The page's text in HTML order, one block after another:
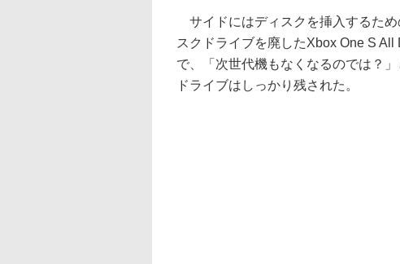
サイドにはディスクを挿入するた
スクドライブを廃したXbox One S
で、「次世代機もなくなるのでは？
ドライブはしっかり残された。